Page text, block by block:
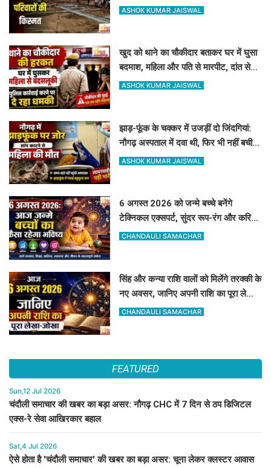
62 परिवारों की किस्मत
ASHOK KUMAR JAISWAL
खुद को थाने का चौकीदार बताकर घर में घुसा
बदमाश, महिला और पति से मारपीट, दांत से
काटा
ASHOK KUMAR JAISWAL
झाड़-फूंक के चक्कर में उजड़ीं दो जिंदगियां:
नौगढ़ अस्पताल में दवा थी, फिर भी नहीं बची
गर्भवती की जान
ASHOK KUMAR JAISWAL
6 अगस्त 2026 को जन्मे बच्चे बनेंगे
टेक्निकल एक्सपर्ट, सुंदर रूप-रंग और करियर
में मिलेगी शानदार सफलता
CHANDAULI SAMACHAR
सिंह और कन्या राशि वालों को मिलेंगे तरक्की के
नए अवसर, जानिए अपनी राशि का पूरा लेखा-
जोखा
CHANDAULI SAMACHAR
FEATURED
Sun,12 Jul 2026
चंदौली समाचार की खबर का बड़ा असर: नौगढ़ CHC में 7 दिन से ठप डिजिटल
एक्स-रे सेवा आखिरकार बहाल
Sat,4 Jul 2026
ऐसे होता है 'चंदौली समाचार' की खबर का बड़ा असर: चूना लेकर क्लस्टर आवास